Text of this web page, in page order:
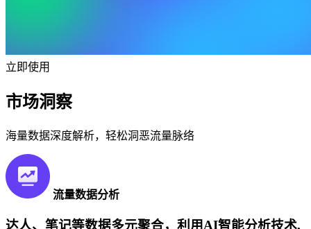
立即使用
市场洞察
海量数据深度解析，轻松洞恶流量脉络
流量数据分析
达人、笔记等数据多元聚合，利用AI智能分析技术,